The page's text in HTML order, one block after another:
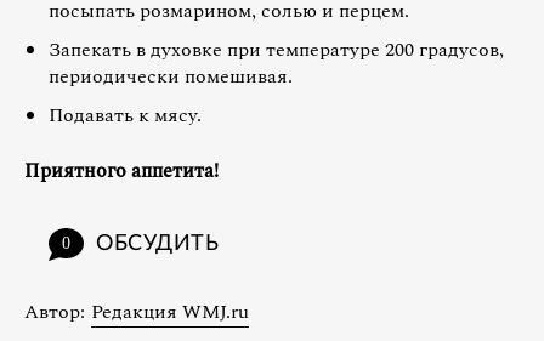
посыпать розмарином, солью и перцем.
Запекать в духовке при температуре 200 градусов,
периодически помешивая.
Подавать к мясу.
Приятного аппетита!
0 ОБСУДИТЬ
Автор: Редакция WMJ.ru